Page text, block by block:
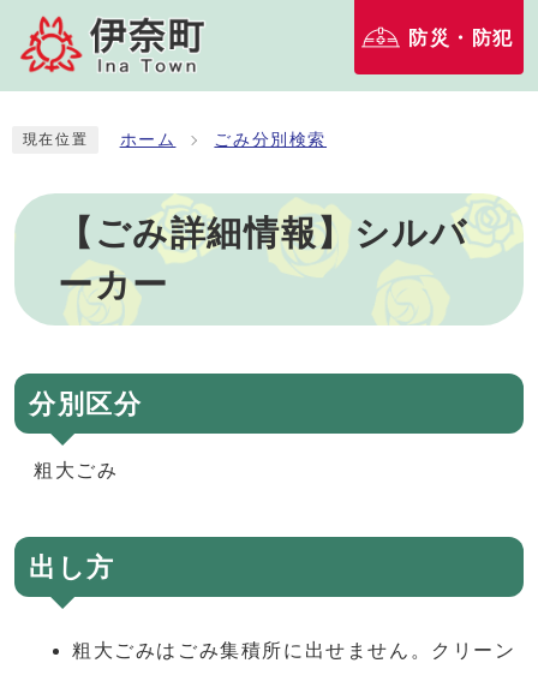
防災・防犯
現在位置 ホーム ごみ分別検索
【ごみ詳細情報】シルバ
ーカー
分別区分
粗大ごみ
出し方
粗大ごみはごみ集積所に出せません。クリーン